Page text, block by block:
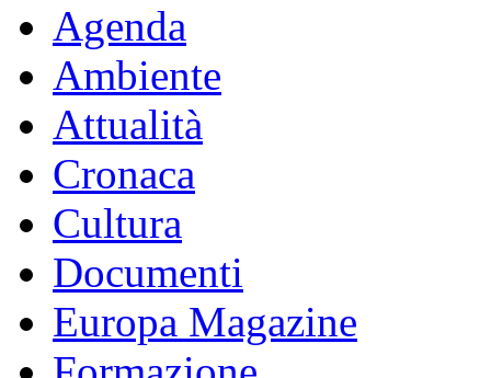
Agenda
Ambiente
Attualità
Cronaca
Cultura
Documenti
Europa Magazine